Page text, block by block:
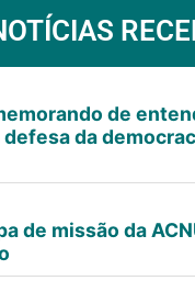
de
da
de missão da